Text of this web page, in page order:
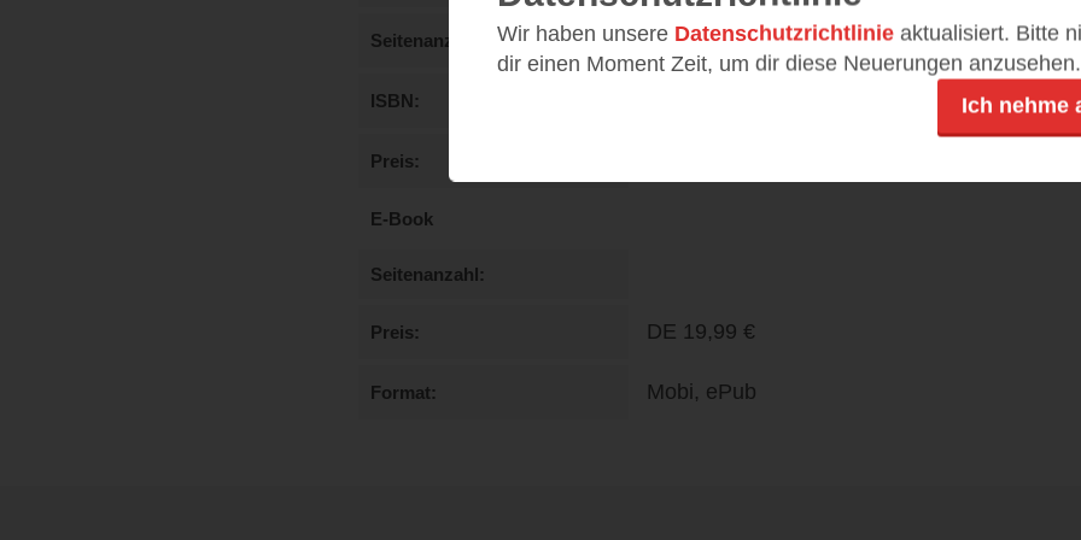
Seitenanzahl 448
ISBN
Preis
E-Book
Seitenanzahl
Preis DE 19,99 €
Format Mobi, ePub
Wir haben unsere Datenschutzrichtlinie aktualisiert. Bitte
dir einen Moment Zeit, um dir diese Neuerungen anzusehen.
Ich nehme